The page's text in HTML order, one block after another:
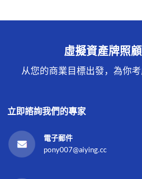
虛擬資產牌照
从您的商業目標出發，為你
立即諮詢我們的專家
電子郵件
pony007@aiying.cc